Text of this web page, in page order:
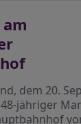
dem 20.
jähriger